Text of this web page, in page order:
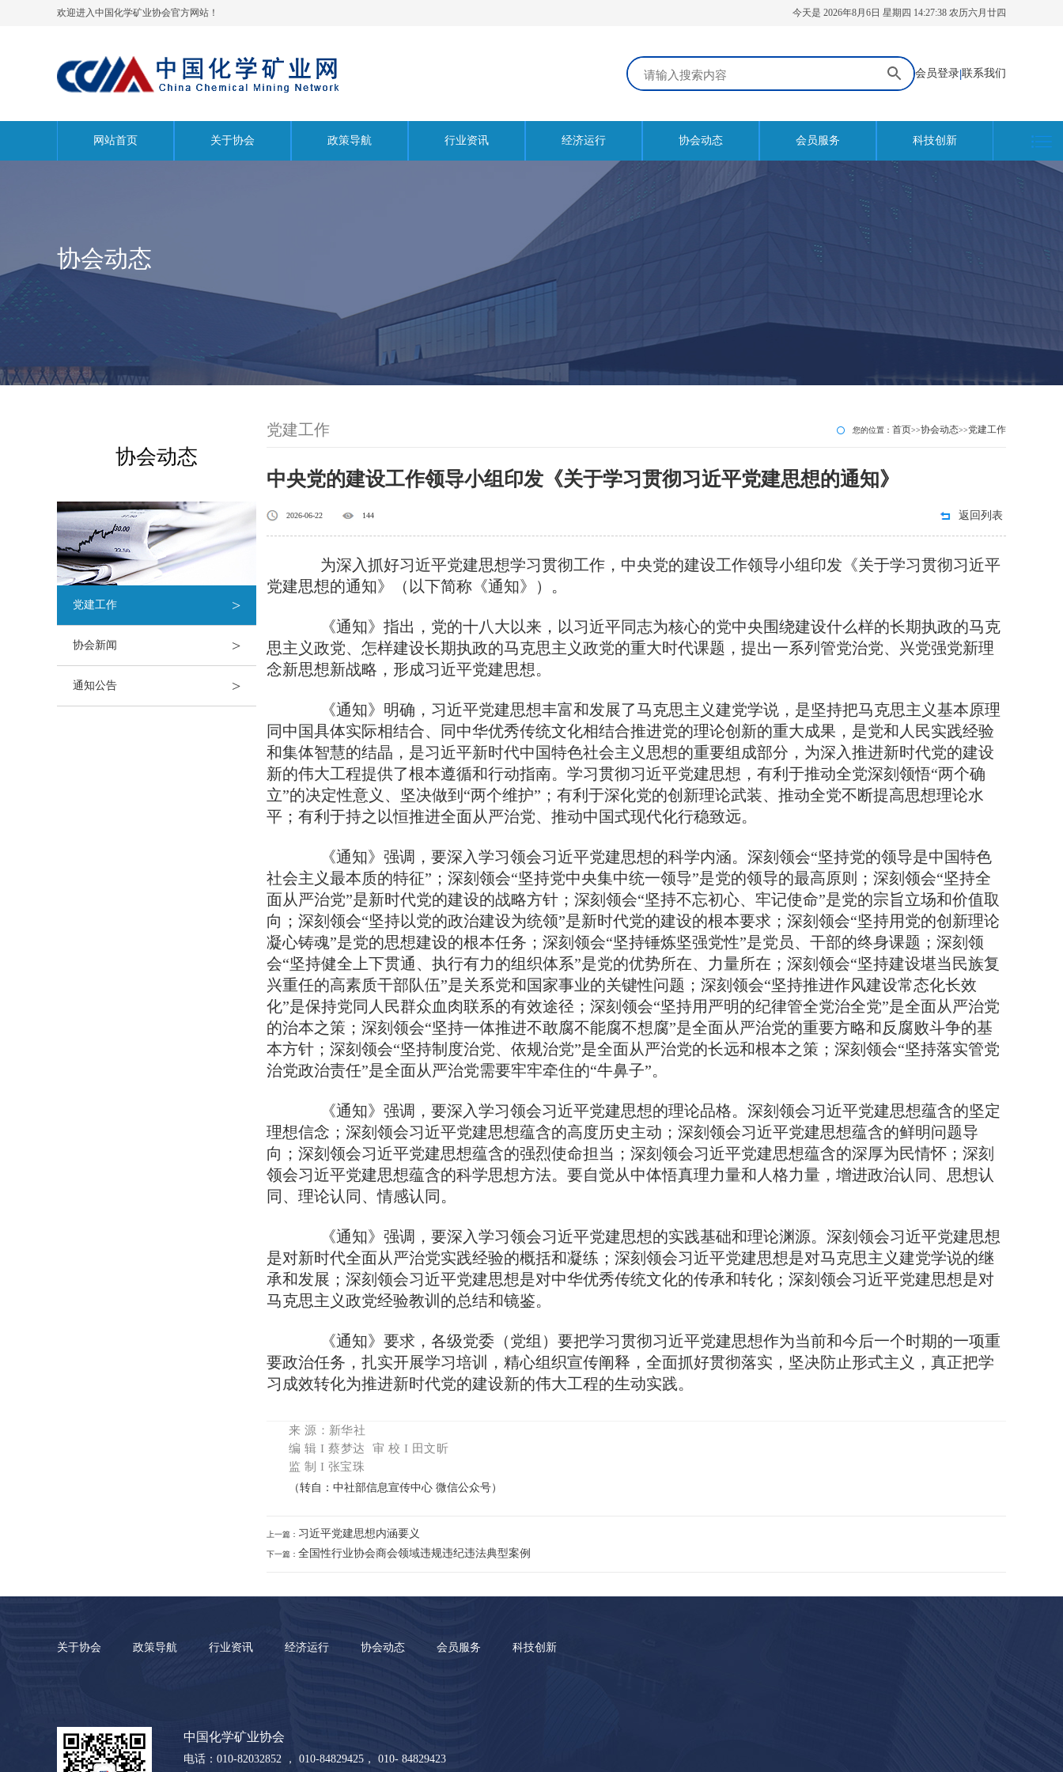
欢迎进入中国化学矿业协会官方网站！ 今天是 2026年8月6日 星期四 14:27:39 农历六月廿四
会员登录|联系我们
网站首页 关于协会 政策导航 行业资讯 经济运行 协会动态 会员服务 科技创新
协会动态
协会动态
党建工作 >
协会新闻 >
通知公告 >
党建工作 您的位置： 首页>>协会动态>>党建工作
中央党的建设工作领导小组印发《关于学习贯彻习近平党建思想的通知》
2026-06-22 144 返回列表
为深入抓好习近平党建思想学习贯彻工作，中央党的建设工作领导小组印发《关于学习贯彻习近平
党建思想的通知》（以下简称《通知》）。
《通知》指出，党的十八大以来，以习近平同志为核心的党中央围绕建设什么样的长期执政的马克
思主义政党、怎样建设长期执政的马克思主义政党的重大时代课题，提出一系列管党治党、兴党强党新理
念新思想新战略，形成习近平党建思想。
《通知》明确，习近平党建思想丰富和发展了马克思主义建党学说，是坚持把马克思主义基本原理
同中国具体实际相结合、同中华优秀传统文化相结合推进党的理论创新的重大成果，是党和人民实践经验
和集体智慧的结晶，是习近平新时代中国特色社会主义思想的重要组成部分，为深入推进新时代党的建设
新的伟大工程提供了根本遵循和行动指南。学习贯彻习近平党建思想，有利于推动全党深刻领悟“两个确
立”的决定性意义、坚决做到“两个维护”；有利于深化党的创新理论武装、推动全党不断提高思想理论水
平；有利于持之以恒推进全面从严治党、推动中国式现代化行稳致远。
《通知》强调，要深入学习领会习近平党建思想的科学内涵。深刻领会“坚持党的领导是中国特色
社会主义最本质的特征”；深刻领会“坚持党中央集中统一领导”是党的领导的最高原则；深刻领会“坚持全
面从严治党”是新时代党的建设的战略方针；深刻领会“坚持不忘初心、牢记使命”是党的宗旨立场和价值取
向；深刻领会“坚持以党的政治建设为统领”是新时代党的建设的根本要求；深刻领会“坚持用党的创新理论
凝心铸魂”是党的思想建设的根本任务；深刻领会“坚持锤炼坚强党性”是党员、干部的终身课题；深刻领
会“坚持健全上下贯通、执行有力的组织体系”是党的优势所在、力量所在；深刻领会“坚持建设堪当民族复
兴重任的高素质干部队伍”是关系党和国家事业的关键性问题；深刻领会“坚持推进作风建设常态化长效
化”是保持党同人民群众血肉联系的有效途径；深刻领会“坚持用严明的纪律管全党治全党”是全面从严治党
的治本之策；深刻领会“坚持一体推进不敢腐不能腐不想腐”是全面从严治党的重要方略和反腐败斗争的基
本方针；深刻领会“坚持制度治党、依规治党”是全面从严治党的长远和根本之策；深刻领会“坚持落实管党
治党政治责任”是全面从严治党需要牢牢牵住的“牛鼻子”。
《通知》强调，要深入学习领会习近平党建思想的理论品格。深刻领会习近平党建思想蕴含的坚定
理想信念；深刻领会习近平党建思想蕴含的高度历史主动；深刻领会习近平党建思想蕴含的鲜明问题导
向；深刻领会习近平党建思想蕴含的强烈使命担当；深刻领会习近平党建思想蕴含的深厚为民情怀；深刻
领会习近平党建思想蕴含的科学思想方法。要自觉从中体悟真理力量和人格力量，增进政治认同、思想认
同、理论认同、情感认同。
《通知》强调，要深入学习领会习近平党建思想的实践基础和理论渊源。深刻领会习近平党建思想
是对新时代全面从严治党实践经验的概括和凝练；深刻领会习近平党建思想是对马克思主义建党学说的继
承和发展；深刻领会习近平党建思想是对中华优秀传统文化的传承和转化；深刻领会习近平党建思想是对
马克思主义政党经验教训的总结和镜鉴。
《通知》要求，各级党委（党组）要把学习贯彻习近平党建思想作为当前和今后一个时期的一项重
要政治任务，扎实开展学习培训，精心组织宣传阐释，全面抓好贯彻落实，坚决防止形式主义，真正把学
习成效转化为推进新时代党的建设新的伟大工程的生动实践。
来 源： 新华社
编 辑 I 蔡梦达 审 校 I 田文昕
监 制
I 张宝珠
（转自：中社部信息宣传中心 微信公众号）
上一篇： 习近平党建思想内涵要义
下一篇： 全国性行业协会商会领域违规违纪违法典型案例
关于协会 政策导航 行业资讯 经济运行 协会动态 会员服务 科技创新
中国化学矿业协会
电话：010-82032852 ， 010-84829425， 010- 84829423